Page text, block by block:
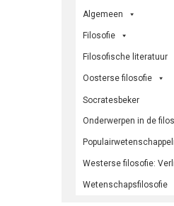
Algemeen
Filosofie
Filosofische literatuur
Oosterse filosofie
Socratesbeker
Onderwerpen in de
Westerse filosofie:
Wetenschapsfilosofie